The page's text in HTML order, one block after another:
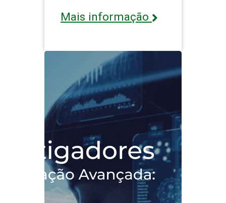
Mais informação